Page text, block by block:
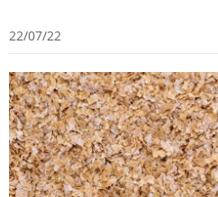
22/07/22